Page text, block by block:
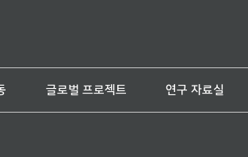
글로벌 프로젝트 연구 자료실